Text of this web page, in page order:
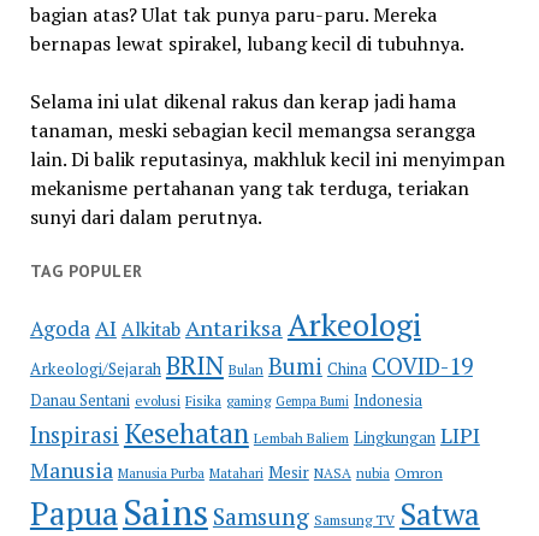
bagian atas? Ulat tak punya paru-paru. Mereka
bernapas lewat spirakel, lubang kecil di tubuhnya.
Selama ini ulat dikenal rakus dan kerap jadi hama
tanaman, meski sebagian kecil memangsa serangga
lain. Di balik reputasinya, makhluk kecil ini menyimpan
mekanisme pertahanan yang tak terduga, teriakan
sunyi dari dalam perutnya.
TAG POPULER
AgodaAI Alkitab Antariksa Arkeologi
Arkeologi/Sejarah BRIN Bulan Bumi China COVID-19
Danau Sentani evolusi Fisika gaming Gempa Bumi Indonesia
Inspirasi Kesehatan Lembah Baliem Lingkungan LIPI
Manusia Manusia Purba Matahari Mesir NASA nubia Omron
PapuaSains Samsung Samsung TV Satwa